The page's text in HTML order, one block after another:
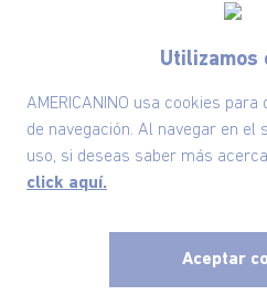
Utilizamos
AMERICANINO usa cookies
de navegación. Al navegar en el
uso, si deseas saber más
click aquí.
Aceptar